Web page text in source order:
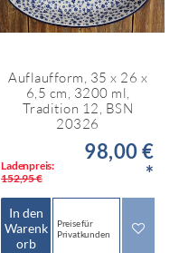
Auflaufform, 35 x 26 x
6,5 cm, 3200 ml,
Tradition 12, BSN
20326
Ladenpreis:
152,95 €
98,00 €
*
In den
Warenk
orb
Preise für
Privatkunden